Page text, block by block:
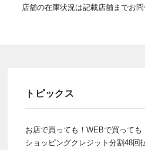
店舗の在庫状況は記載店舗までお問
トピックス
お店で買っても！WEBで買っても
ショッピングクレジット分割48回